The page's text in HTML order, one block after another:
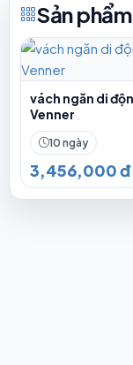
Sản
vách ngăn di
Venner
10 ngày
3,456,000 đ